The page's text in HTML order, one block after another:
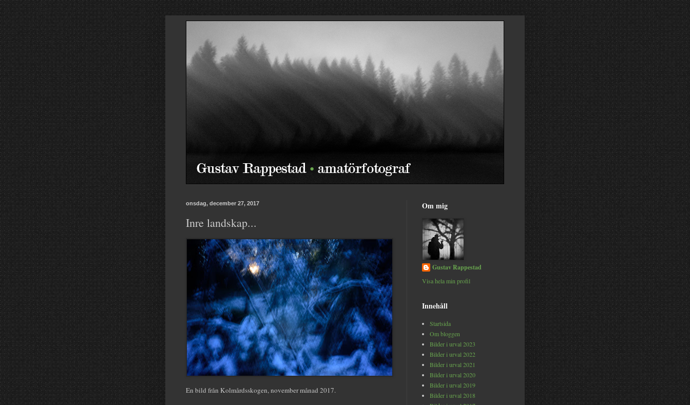
onsdag, december 27, 2017
Inre landskap...
En bild från Kolmårdsskogen, november månad 2017.
Om mig
Gustav Rappestad
Visa hela min profil
Innehåll
Startsida
Om bloggen
Bilder i urval 2023
Bilder i urval 2022
Bilder i urval 2021
Bilder i urval 2020
Bilder i urval 2019
Bilder i urval 2018